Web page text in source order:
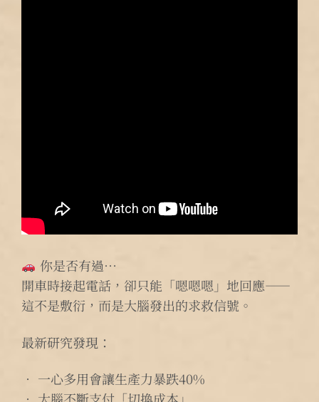
你是否有過…
開車時接起電話，卻只能「嗯嗯嗯」地回應——
這不是敷衍，而是大腦發出的求救信號。
最新研究發現：
• 一心多用會讓生產力暴跌40%